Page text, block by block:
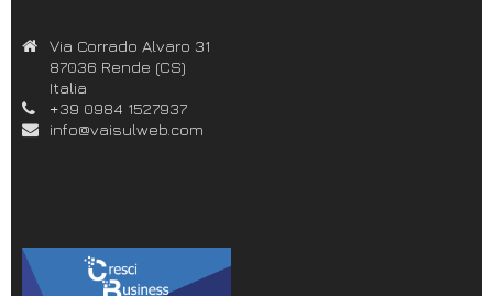
Via Corrado Alvaro 31
87036 Rende (CS)
Italia
+39 0984 1527937
info@vaisulweb.com